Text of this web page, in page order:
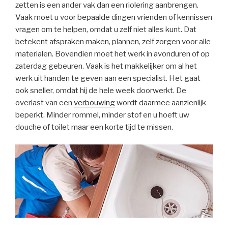
zetten is een ander vak dan een riolering aanbrengen.
Vaak moet u voor bepaalde dingen vrienden of kennissen
vragen om te helpen, omdat u zelf niet alles kunt. Dat
betekent afspraken maken, plannen, zelf zorgen voor alle
materialen. Bovendien moet het werk in avonduren of op
zaterdag gebeuren. Vaak is het makkelijker om al het
werk uit handen te geven aan een specialist. Het gaat
ook sneller, omdat hij de hele week doorwerkt. De
overlast van een verbouwingwordt daarmee aanzienlijk
beperkt. Minder rommel, minder stof en u hoeft uw
douche of toilet maar een korte tijd te missen.